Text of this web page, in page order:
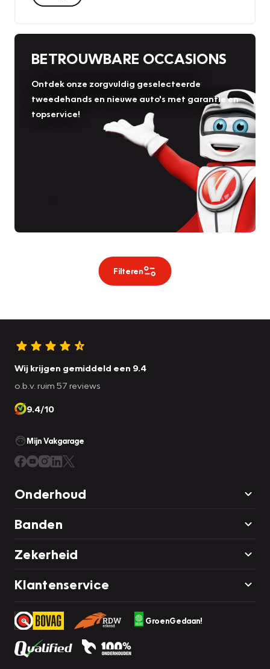
BETROUWBARE OCCASIONS
Ontdek onze zorgvuldig geselecteerde
tweedehands en nieuwe auto's met garantie en
topservice!
Filteren
Wij krijgen gemiddeld een 9.4
o.b.v. ruim 57 reviews
9.4/10
Mijn Vakgarage
Onderhoud
Banden
Zekerheid
Klantenservice
GroenGedaan!